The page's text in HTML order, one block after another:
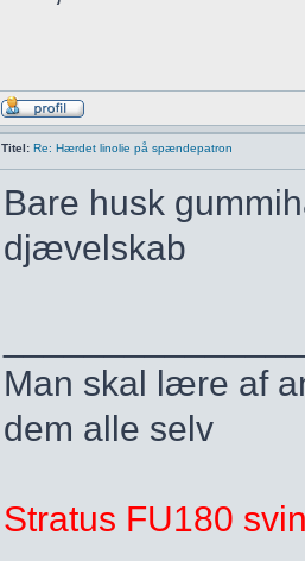
Titel: Re: Hærdet linolie på spændepatron
Bare husk
djævelskab
Man skal lære af
dem alle selv
Stratus FU180